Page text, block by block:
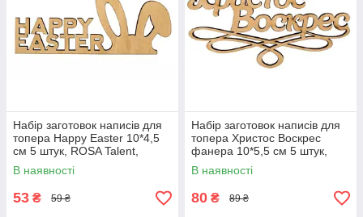
Набір заготовок написів для
топера Happy Easter 10*4,5
см 5 штук, ROSA Talent,
2806061
В наявності
53 ₴ 59 ₴
Набір заготовок написів для
топера Христос Воскрес
фанера 10*5,5 см 5 штук,
ROSA Talent, 2806062
В наявності
80 ₴ 89 ₴